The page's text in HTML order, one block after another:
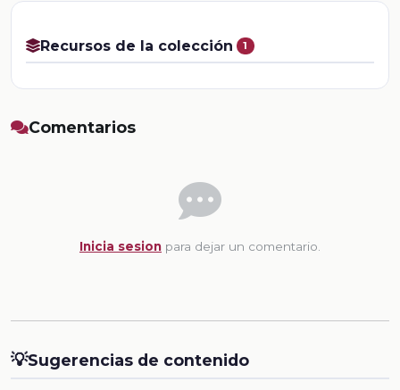
Recursos de la colección 1
Comentarios
Inicia sesion para dejar un comentario.
💡Sugerencias de contenido